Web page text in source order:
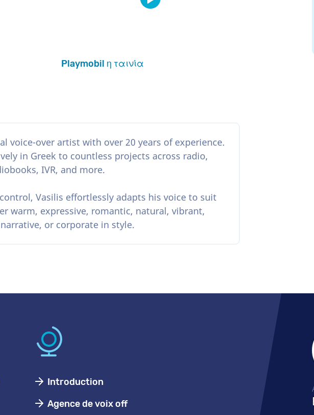
Playmobil η ταινία
voice-over artist with over 20 years of experience.
in Greek to countless projects across radio,
IVR, and more.
Vasilis effortlessly adapts his voice to suit
warm, expressive, romantic, natural, vibrant,
or corporate in style.
Introduction
Agence de voix off